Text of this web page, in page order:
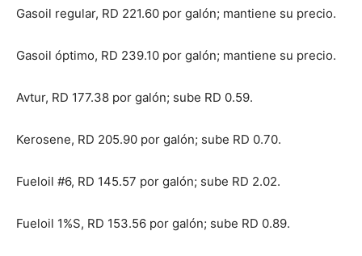
Gasoil regular, RD 221.60 por galón; mantiene su precio.
Gasoil óptimo, RD 239.10 por galón; mantiene su precio.
Avtur, RD 177.38 por galón; sube RD 0.59.
Kerosene, RD 205.90 por galón; sube RD 0.70.
Fueloil #6, RD 145.57 por galón; sube RD 2.02.
Fueloil 1%S, RD 153.56 por galón; sube RD 0.89.